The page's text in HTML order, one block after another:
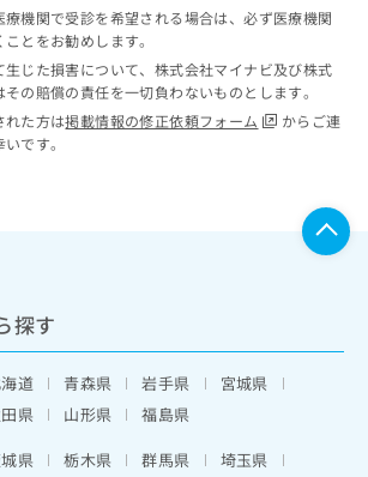
機関で受診を希望される場合は、必ず医療機関
とをお勧めします。
生じた損害について、株式会社マイナビ及び株式
の賠償の責任を一切負わないものとします。
れた方は掲載情報の修正依頼フォーム
からご連
です。
探す
道 青森県 岩手県
宮城県
県
山形県
福島県
県 栃木県 群馬県
埼玉県